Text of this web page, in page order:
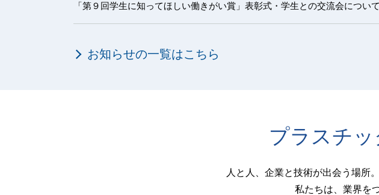
「第９回学生に知ってほしい働きがい賞」表彰式・学生との交流会について
お知らせの一覧はこちら
プラスチ
人と人、企業と技術が出会う場所
私たちは、業界を